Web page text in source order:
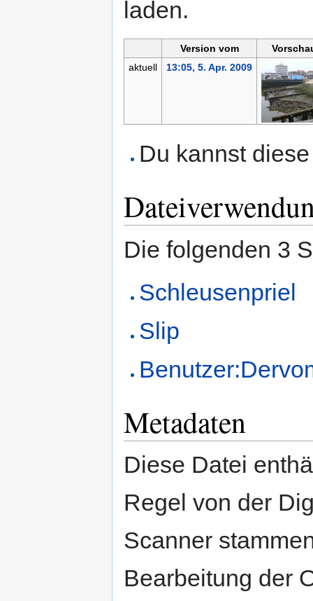
laden.
Version vom
aktuell
13:05, 5. Apr. 2009
Du kannst
Die folgenden 3
Schleusenpriel
Slip
Metadaten
Diese Datei
Regel von der
Scanner
Bearbeitung der